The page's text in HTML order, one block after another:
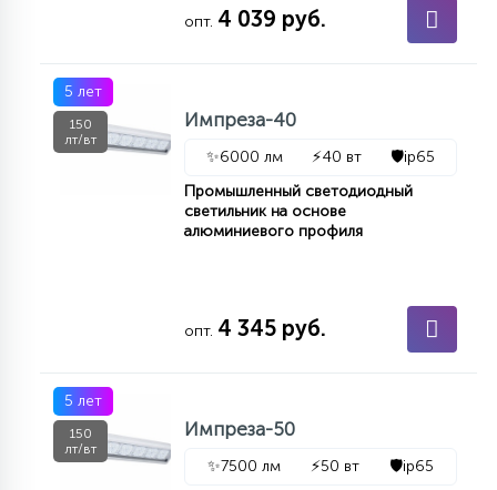
опт. 4 039 руб.
5 лет
150
лт/вт
Импреза-40
✨6000 лм ⚡40 вт 🛡️ip65
Промышленный светодиодный
светильник на основе
алюминиевого профиля
опт. 4 345 руб.
5 лет
150
лт/вт
Импреза-50
✨7500 лм ⚡50 вт 🛡️ip65